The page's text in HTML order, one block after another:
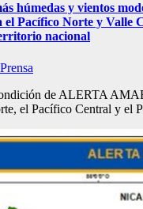
húmedas y vientos
el Pacífico Norte y Valle
nacional
de ALERTA
el Pacífico Central y el